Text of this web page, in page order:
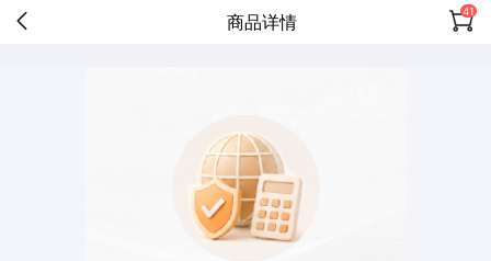
商品详情 41